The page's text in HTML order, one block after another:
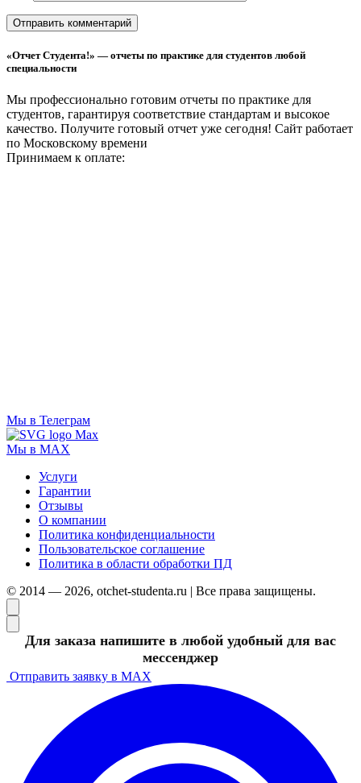
«Отчет Студента!» — отчеты по практике для студентов любой
специальности
Мы профессионально готовим отчеты по практике для
студентов, гарантируя соответствие стандартам и высокое
качество. Получите готовый отчет уже сегодня! Сайт работает
по Московскому времени
Принимаем к оплате:
Мы в Телеграм
Мы в MAX
Услуги
Гарантии
Отзывы
О компании
Политика конфиденциальности
Пользовательское соглашение
Политика в области обработки ПД
© 2014 — 2026, otchet-studenta.ru | Все права защищены.
Для заказа напишите в любой удобный для вас
мессенджер
Отправить заявку в MAX